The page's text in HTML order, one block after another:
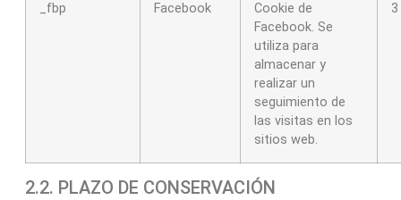
_fbp Facebook
Cookie de
Facebook. Se
utiliza para
almacenar y
realizar un
seguimiento de
las visitas en los
sitios web.
2.2. PLAZO DE CONSERVACIÓN